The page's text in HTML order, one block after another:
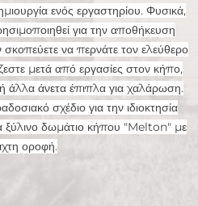
ενός εργαστηρίου. Φυσικά,
για την αποθήκευση
σκοπεύετε να περνάτε τον ελεύθερο
μετά από εργασίες στον κήπο,
άλλα άνετα έπιπλα για χαλάρωση.
σχέδιο για την ιδιοκτησία
ξύλινο δωμάτιο κήπου "Melton" με
οροφή.